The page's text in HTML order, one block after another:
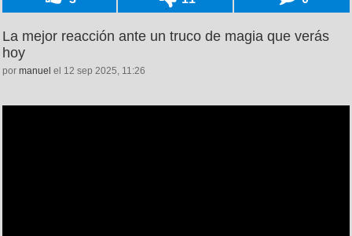
La mejor reacción ante un truco de magia que verás
hoy
por manuel el 12 sep 2025, 11:26